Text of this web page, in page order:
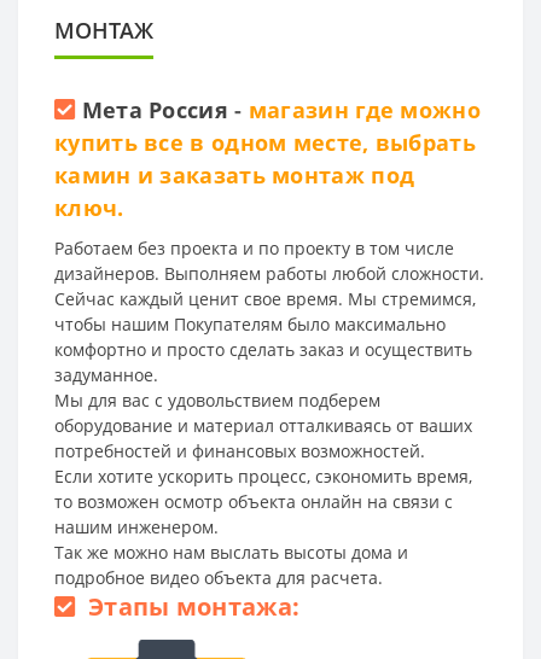
МОНТАЖ
Мета Россия - магазин где можно
купить все в одном месте, выбрать
камин и заказать монтаж под
ключ.
Работаем без проекта и по проекту в том числе
дизайнеров. Выполняем работы любой сложности.
Сейчас каждый ценит свое время. Мы стремимся,
чтобы нашим Покупателям было максимально
комфортно и просто сделать заказ и осуществить
задуманное.
Мы для вас с удовольствием подберем
оборудование и материал отталкиваясь от ваших
потребностей и финансовых возможностей.
Если хотите ускорить процесс, сэкономить время,
то возможен осмотр объекта онлайн на связи с
нашим инженером.
Так же можно нам выслать высоты дома и
подробное видео объекта для расчета.
Этапы монтажа: